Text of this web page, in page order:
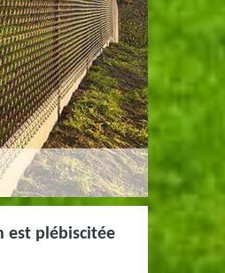
est plébiscitée